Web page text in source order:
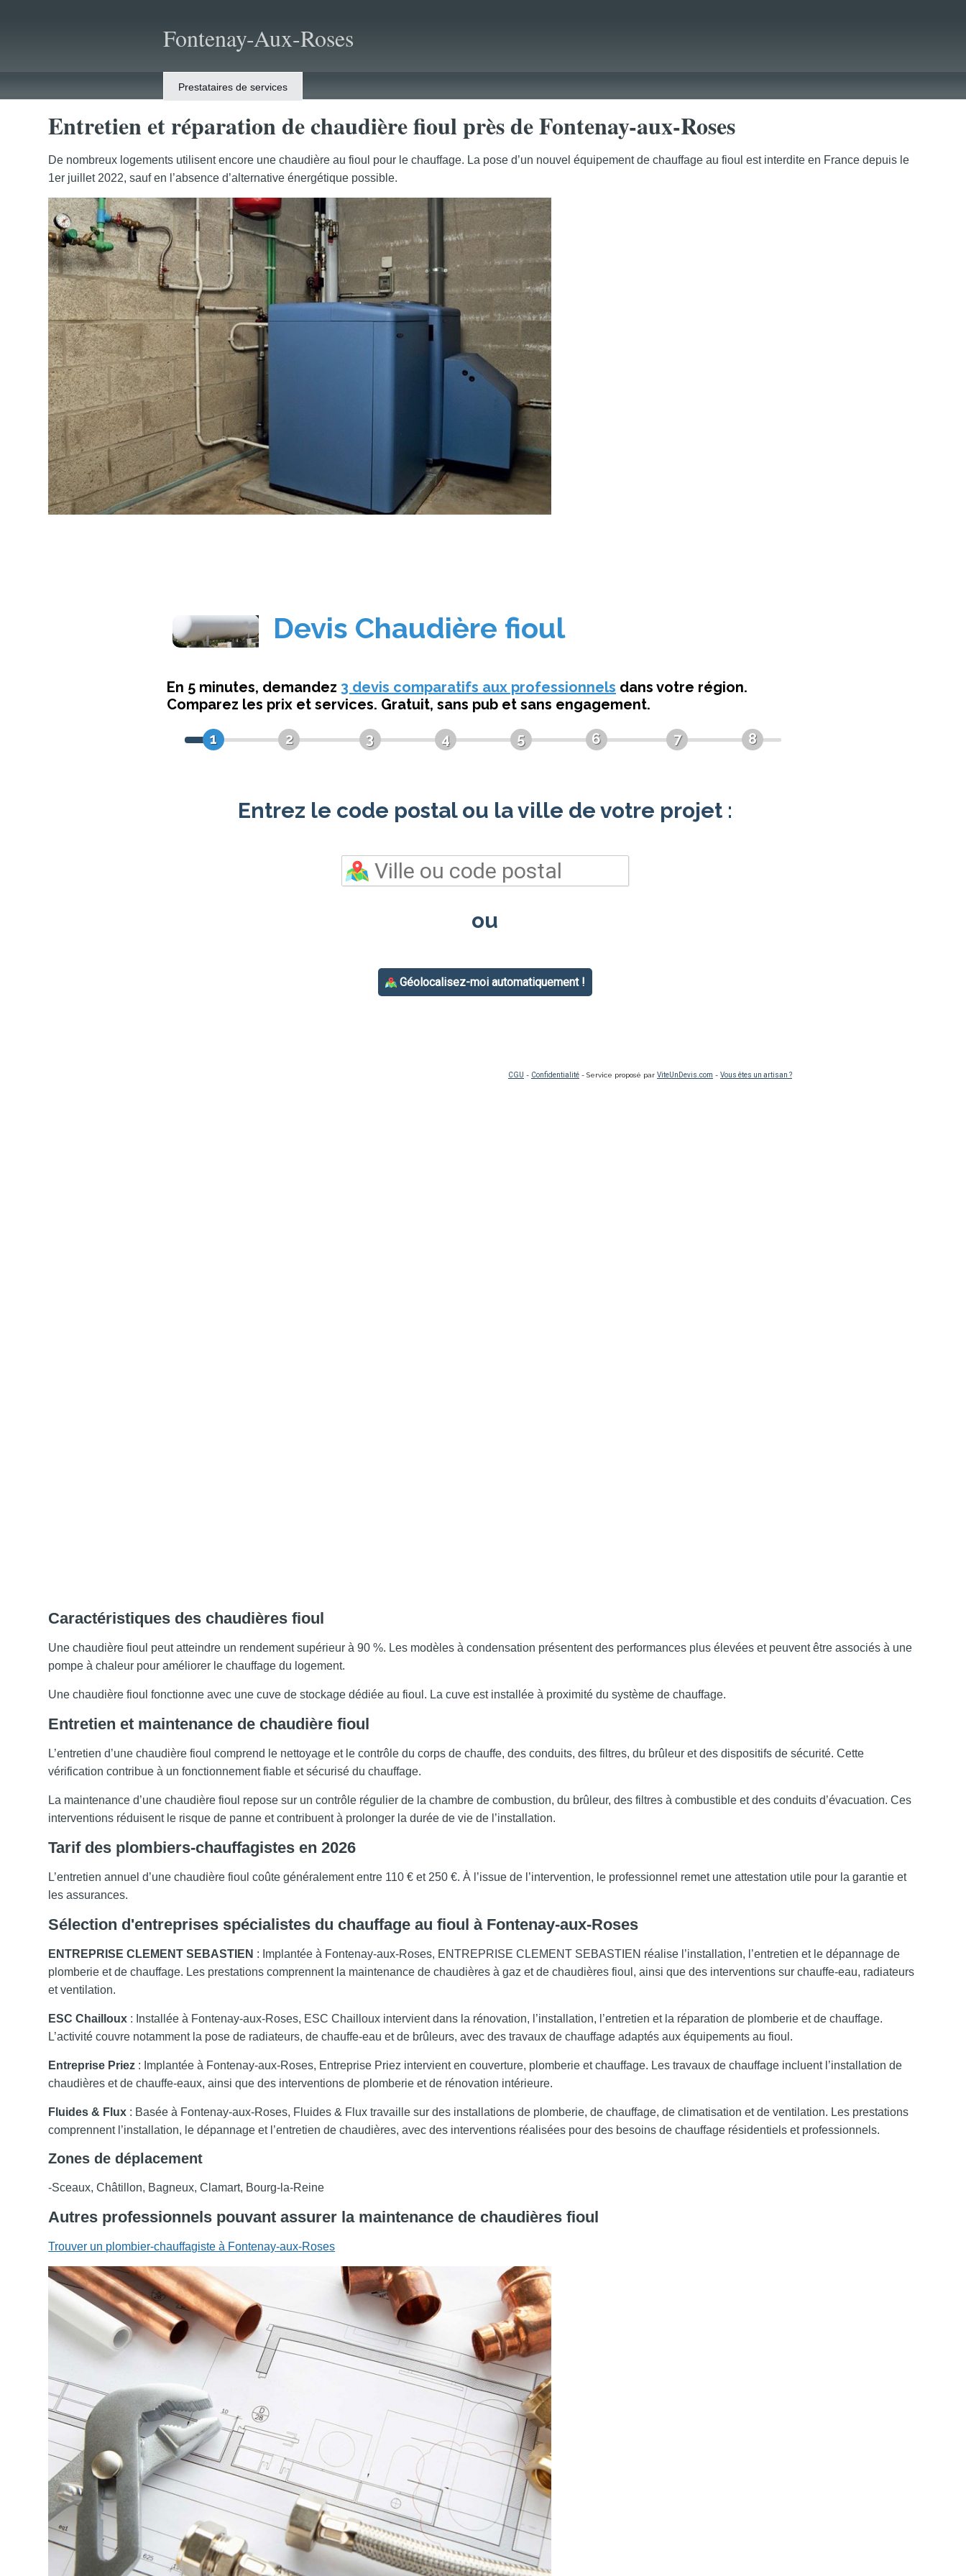
Fontenay-Aux-Roses
Prestataires de services
Entretien et réparation de chaudière fioul près de Fontenay-aux-Roses
De nombreux logements utilisent encore une chaudière au fioul pour le chauffage. La pose d’un nouvel équipement de chauffage au fioul est interdite en France depuis le
1er juillet 2022, sauf en l’absence d’alternative énergétique possible.
Caractéristiques des chaudières fioul
Une chaudière fioul peut atteindre un rendement supérieur à 90 %. Les modèles à condensation présentent des performances plus élevées et peuvent être associés à une
pompe à chaleur pour améliorer le chauffage du logement.
Une chaudière fioul fonctionne avec une cuve de stockage dédiée au fioul. La cuve est installée à proximité du système de chauffage.
Entretien et maintenance de chaudière fioul
L’entretien d’une chaudière fioul comprend le nettoyage et le contrôle du corps de chauffe, des conduits, des filtres, du brûleur et des dispositifs de sécurité. Cette
vérification contribue à un fonctionnement fiable et sécurisé du chauffage.
La maintenance d’une chaudière fioul repose sur un contrôle régulier de la chambre de combustion, du brûleur, des filtres à combustible et des conduits d’évacuation. Ces
interventions réduisent le risque de panne et contribuent à prolonger la durée de vie de l’installation.
Tarif des plombiers-chauffagistes en 2026
L’entretien annuel d’une chaudière fioul coûte généralement entre 110 € et 250 €. À l’issue de l’intervention, le professionnel remet une attestation utile pour la garantie et
les assurances.
Sélection d'entreprises spécialistes du chauffage au fioul à Fontenay-aux-Roses
ENTREPRISE CLEMENT SEBASTIEN : Implantée à Fontenay-aux-Roses, ENTREPRISE CLEMENT SEBASTIEN réalise l’installation, l’entretien et le dépannage de
plomberie et de chauffage. Les prestations comprennent la maintenance de chaudières à gaz et de chaudières fioul, ainsi que des interventions sur chauffe-eau, radiateurs
et ventilation.
ESC Chailloux : Installée à Fontenay-aux-Roses, ESC Chailloux intervient dans la rénovation, l’installation, l’entretien et la réparation de plomberie et de chauffage.
L’activité couvre notamment la pose de radiateurs, de chauffe-eau et de brûleurs, avec des travaux de chauffage adaptés aux équipements au fioul.
Entreprise Priez : Implantée à Fontenay-aux-Roses, Entreprise Priez intervient en couverture, plomberie et chauffage. Les travaux de chauffage incluent l’installation de
chaudières et de chauffe-eaux, ainsi que des interventions de plomberie et de rénovation intérieure.
Fluides & Flux : Basée à Fontenay-aux-Roses, Fluides & Flux travaille sur des installations de plomberie, de chauffage, de climatisation et de ventilation. Les prestations
comprennent l’installation, le dépannage et l’entretien de chaudières, avec des interventions réalisées pour des besoins de chauffage résidentiels et professionnels.
Zones de déplacement
-Sceaux, Châtillon, Bagneux, Clamart, Bourg-la-Reine
Autres professionnels pouvant assurer la maintenance de chaudières fioul
Trouver un plombier-chauffagiste à Fontenay-aux-Roses